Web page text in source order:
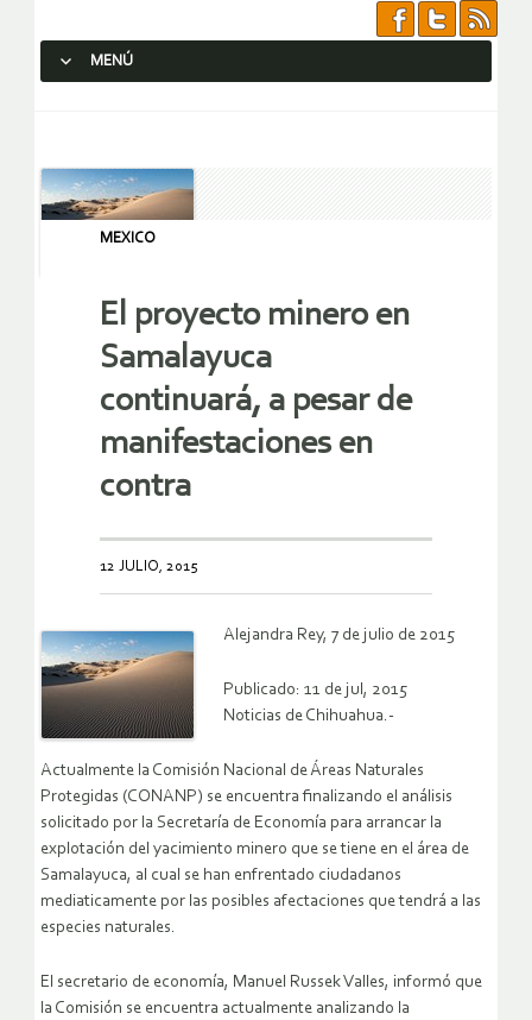
MENÚ
MEXICO
El proyecto minero en
Samalayuca
continuará, a pesar de
manifestaciones en
contra
12 JULIO, 2015
Alejandra Rey, 7 de julio de 2015
Publicado: 11 de jul, 2015
Noticias de Chihuahua.-
Actualmente la Comisión Nacional de Áreas Naturales
Protegidas (CONANP) se encuentra finalizando el análisis
solicitado por la Secretaría de Economía para arrancar la
explotación del yacimiento minero que se tiene en el área de
Samalayuca, al cual se han enfrentado ciudadanos
mediaticamente por las posibles afectaciones que tendrá a las
especies naturales.
El secretario de economía, Manuel Russek Valles, informó que
la Comisión se encuentra actualmente analizando la